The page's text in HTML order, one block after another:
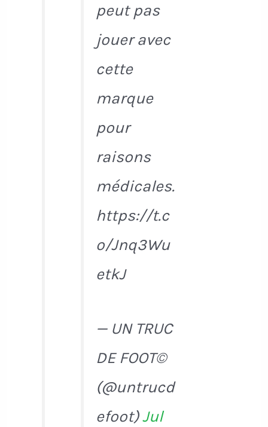
peut pas
jouer avec
cette
marque
pour
raisons
médicales.
https://t.c
o/Jnq3Wu
etkJ
— UN TRUC
DE FOOT©
(@untrucd
efoot)Jul